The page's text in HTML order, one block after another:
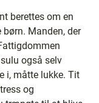
berettes om en
Manden, der
også selv
i, måtte lukke. Tit
og